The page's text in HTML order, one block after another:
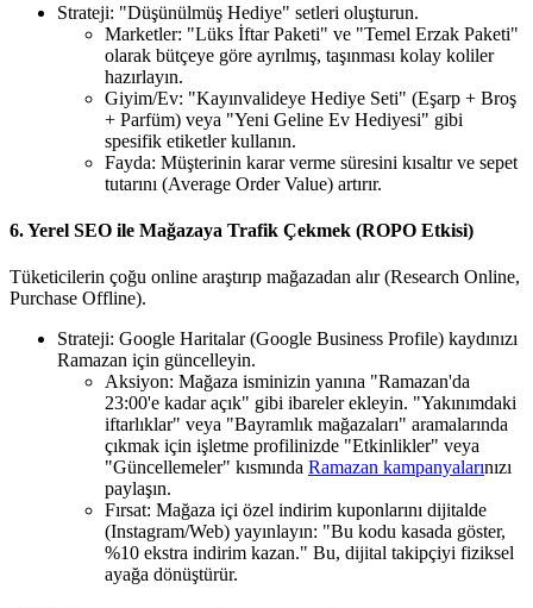
Strateji: "Düşünülmüş Hediye" setleri oluşturun.
Marketler: "Lüks İftar Paketi" ve "Temel Erzak Paketi"
olarak bütçeye göre ayrılmış, taşınması kolay koliler
hazırlayın.
Giyim/Ev: "Kayınvalideye Hediye Seti" (Eşarp + Broş
+ Parfüm) veya "Yeni Geline Ev Hediyesi" gibi
spesifik etiketler kullanın.
Fayda: Müşterinin karar verme süresini kısaltır ve sepet
tutarını (Average Order Value) artırır.
6. Yerel SEO ile Mağazaya Trafik Çekmek (ROPO Etkisi)
Tüketicilerin çoğu online araştırıp mağazadan alır (Research Online,
Purchase Offline).
Strateji: Google Haritalar (Google Business Profile) kaydınızı
Ramazan için güncelleyin.
Aksiyon: Mağaza isminizin yanına "Ramazan'da
23:00'e kadar açık" gibi ibareler ekleyin. "Yakınımdaki
iftarlıklar" veya "Bayramlık mağazaları" aramalarında
çıkmak için işletme profilinizde "Etkinlikler" veya
"Güncellemeler" kısmında Ramazan kampanyalarınızı
paylaşın.
Fırsat: Mağaza içi özel indirim kuponlarını dijitalde
(Instagram/Web) yayınlayın: "Bu kodu kasada göster,
%10 ekstra indirim kazan." Bu, dijital takipçiyi fiziksel
ayağa dönüştürür.